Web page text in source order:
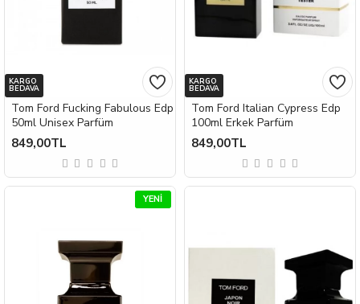
KARGO
BEDAVA
Tom Ford Fucking Fabulous Edp
50ml Unisex Parfüm
849,00TL
KARGO
BEDAVA
Tom Ford Italian Cypress Edp
100ml Erkek Parfüm
849,00TL
YENI